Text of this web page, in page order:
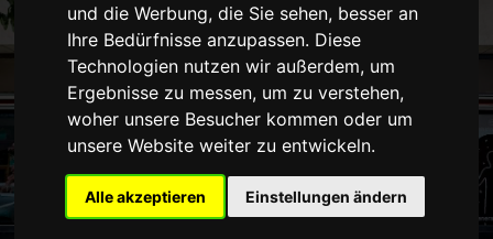
und die Werbung, die Sie sehen, besser an
Ihre Bedürfnisse anzupassen. Diese
Technologien nutzen wir außerdem, um
Ergebnisse zu messen, um zu verstehen,
woher unsere Besucher kommen oder um
unsere Website weiter zu entwickeln.
Alle akzeptieren Einstellungen ändern